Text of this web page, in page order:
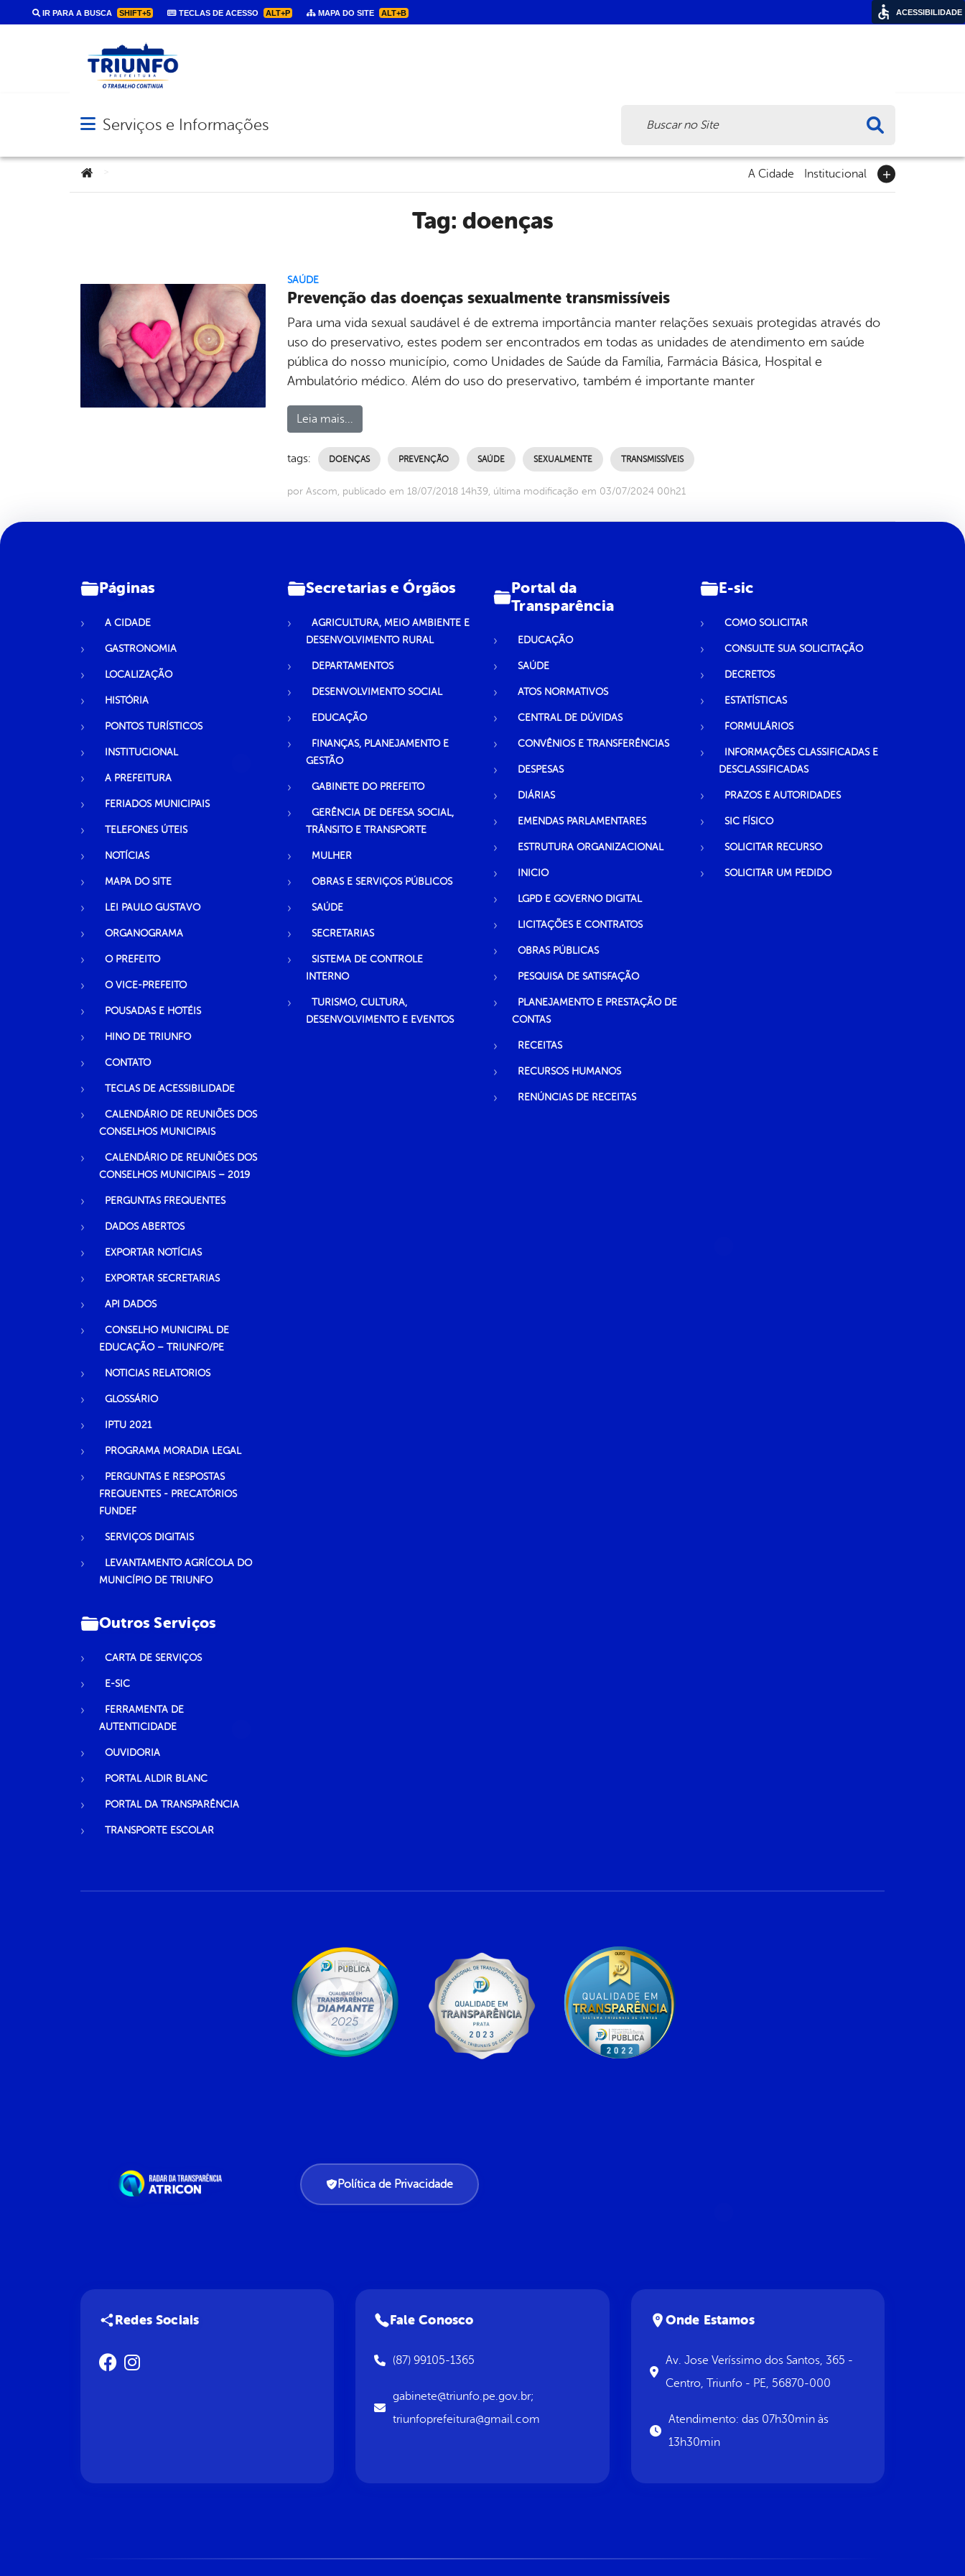
IR PARA A BUSCA SHIFT+5 TECLAS DE ACESSO ALT+P MAPA DO SITE ALT+B
Abrir menu principal de navegação
Serviços e Informações
Você está aqui: A Cidade Institucional
Tag: doenças
SAÚDE
Prevenção das doenças sexualmente transmissíveis
Para uma vida sexual saudável é de extrema importância manter relações sexuais protegidas através do
uso do preservativo, estes podem ser encontrados em todas as unidades de atendimento em saúde
pública do nosso município, como Unidades de Saúde da Família, Farmácia Básica, Hospital e
Ambulatório médico. Além do uso do preservativo, também é importante manter
Leia mais...
tags: DOENÇAS PREVENÇÃO SAÚDE SEXUALMENTE TRANSMISSÍVEIS
por Ascom, publicado em 18/07/2018 14h39, última modificação em 03/07/2024 00h21
Páginas
A CIDADE
GASTRONOMIA
LOCALIZAÇÃO
HISTÓRIA
PONTOS TURÍSTICOS
INSTITUCIONAL
A PREFEITURA
FERIADOS MUNICIPAIS
TELEFONES ÚTEIS
NOTÍCIAS
MAPA DO SITE
LEI PAULO GUSTAVO
ORGANOGRAMA
O PREFEITO
O VICE-PREFEITO
POUSADAS E HOTÉIS
HINO DE TRIUNFO
CONTATO
TECLAS DE ACESSIBILIDADE
CALENDÁRIO DE REUNIÕES DOS
CONSELHOS MUNICIPAIS
CALENDÁRIO DE REUNIÕES DOS
CONSELHOS MUNICIPAIS – 2019
PERGUNTAS FREQUENTES
DADOS ABERTOS
EXPORTAR NOTÍCIAS
EXPORTAR SECRETARIAS
API DADOS
CONSELHO MUNICIPAL DE
EDUCAÇÃO – TRIUNFO/PE
NOTICIAS RELATORIOS
GLOSSÁRIO
IPTU 2021
PROGRAMA MORADIA LEGAL
PERGUNTAS E RESPOSTAS
FREQUENTES - PRECATÓRIOS
FUNDEF
SERVIÇOS DIGITAIS
LEVANTAMENTO AGRÍCOLA DO
MUNICÍPIO DE TRIUNFO
Secretarias e Órgãos
AGRICULTURA, MEIO AMBIENTE E
DESENVOLVIMENTO RURAL
DEPARTAMENTOS
DESENVOLVIMENTO SOCIAL
EDUCAÇÃO
FINANÇAS, PLANEJAMENTO E
GESTÃO
GABINETE DO PREFEITO
GERÊNCIA DE DEFESA SOCIAL,
TRÂNSITO E TRANSPORTE
MULHER
OBRAS E SERVIÇOS PÚBLICOS
SAÚDE
SECRETARIAS
SISTEMA DE CONTROLE
INTERNO
TURISMO, CULTURA,
DESENVOLVIMENTO E EVENTOS
Portal da
Transparência
EDUCAÇÃO
SAÚDE
ATOS NORMATIVOS
CENTRAL DE DÚVIDAS
CONVÊNIOS E TRANSFERÊNCIAS
DESPESAS
DIÁRIAS
EMENDAS PARLAMENTARES
ESTRUTURA ORGANIZACIONAL
INICIO
LGPD E GOVERNO DIGITAL
LICITAÇÕES E CONTRATOS
OBRAS PÚBLICAS
PESQUISA DE SATISFAÇÃO
PLANEJAMENTO E PRESTAÇÃO DE
CONTAS
RECEITAS
RECURSOS HUMANOS
RENÚNCIAS DE RECEITAS
E-sic
COMO SOLICITAR
CONSULTE SUA SOLICITAÇÃO
DECRETOS
ESTATÍSTICAS
FORMULÁRIOS
INFORMAÇÕES CLASSIFICADAS E
DESCLASSIFICADAS
PRAZOS E AUTORIDADES
SIC FÍSICO
SOLICITAR RECURSO
SOLICITAR UM PEDIDO
Outros Serviços
CARTA DE SERVIÇOS
E-SIC
FERRAMENTA DE
AUTENTICIDADE
OUVIDORIA
PORTAL ALDIR BLANC
PORTAL DA TRANSPARÊNCIA
TRANSPORTE ESCOLAR
Política de Privacidade
Redes Sociais Fale Conosco
(87) 99105-1365
gabinete@triunfo.pe.gov.br;
triunfoprefeitura@gmail.com
Onde Estamos
Av. Jose Veríssimo dos Santos, 365 -
Centro, Triunfo - PE, 56870-000
Atendimento: das 07h30min às
13h30min
ACESSIBILIDADE